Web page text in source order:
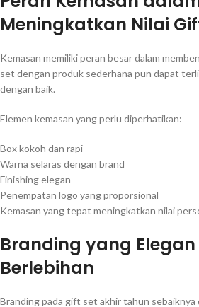
Meningkatkan Nilai
Kemasan memiliki peran besar dalam
set dengan produk sederhana pun dapat
dengan baik.
Elemen kemasan yang perlu diperhatikan:
Box kokoh dan rapi
Warna selaras dengan brand
Finishing elegan
Penempatan logo yang proporsional
Kemasan yang tepat meningkatkan nilai
Branding yang
Berlebihan
Branding pada gift set akhir tahun sebaiknya